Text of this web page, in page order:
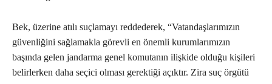
Bek, üzerine atılı suçlamayı reddederek, “Vatandaşlarımızın
güvenliğini sağlamakla görevli en önemli kurumlarımızın
başında gelen jandarma genel komutanın ilişkide olduğu kişileri
belirlerken daha seçici olması gerektiği açıktır. Zira suç örgütü